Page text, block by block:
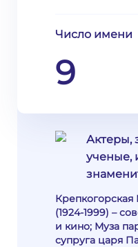
Число имени
9
Актеры,
ученые,
(1924-1999) –
и кино; Муза
супруга царя